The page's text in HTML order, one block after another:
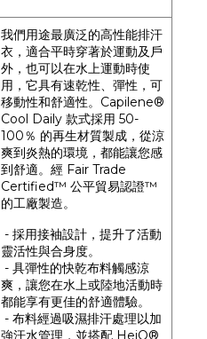
我們用途最廣泛的高性能排汗
衣，適合平時穿著於運動及戶
外，也可以在水上運動時使
用，它具有速乾性、彈性，可
移動性和舒適性。Capilene®
Cool Daily 款式採用 50-
100％ 的再生材質製成，從涼
爽到炎熱的環境，都能讓您感
到舒適。經 Fair Trade
Certified™ 公平貿易認證™
的工廠製造。
- 採用接袖設計，提升了活動
靈活性與合身度。
- 具彈性的快乾布料觸感涼
爽，讓您在水上或陸地活動時
都能享有更佳的舒適體驗。
- 布料經過吸濕排汗處理以加
強汗水管理，並搭配 HeiQ®